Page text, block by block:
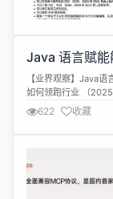
Java 语言赋
zhitan-EMS
【业界观察】Java
如何领跑行业 （
球能源管理系统正经
技术优势成为能源管
系统中的创新应用，
622 收藏